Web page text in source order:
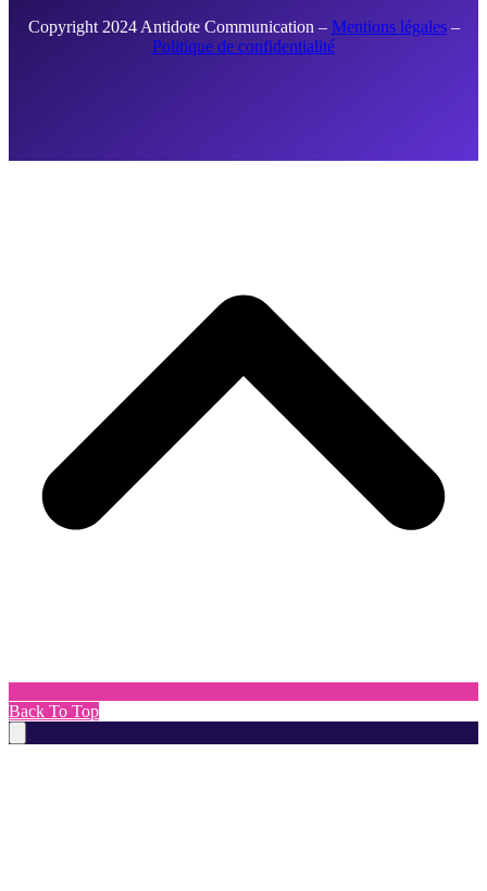
Copyright 2024 Antidote Communication – Mentions légales–
Politique de confidentialité
Back To Top